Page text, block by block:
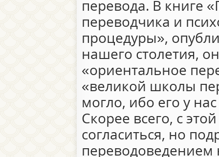
перевода. В книге
переводчика и
процедуры»,
нашего столетия,
«ориентальное
«великой школы
могло, ибо его у
Скорее всего, с
согласиться, но
переводоведением